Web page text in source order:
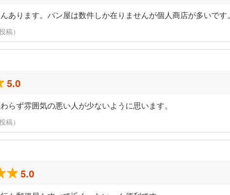
あります。パン屋は数件しか在りませんが個人商店が多いです。
稿）
5.0
らず雰囲気の悪い人が少ないように思います。
稿）
5.0